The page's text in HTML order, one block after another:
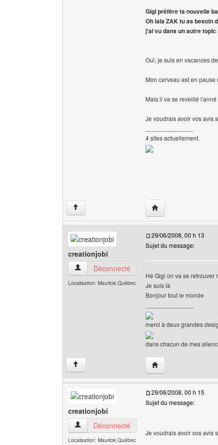
Gigi préfère ta nouvelle
Oh lala ZAK tu as besoin
j'ai vu dans un autre
Oui, je suis en vacances
Mon cerveau est en
Mais il va se reveillé
Je voudrais avoir vos avis
4 sites actuellement.
↑ Visiter le site web
creationjobi
creationjobi Voir le profil de l'utilisateur
Déconnecté
Localisation: Mauricie,Québec
29/06/2008, 00 h 13
Sujet du message:
Hé Gigi on va se retrouver
Je suis là
Bonjour tout le monde
merci à deux grandes
dans chacun de mes
↑ Visiter le site web
creationjobi
creationjobi Voir le profil de l'utilisateur
Déconnecté
Localisation: Mauricie,Québec
29/06/2008, 00 h 15
Sujet du message:
Je voudrais avoir vos avis